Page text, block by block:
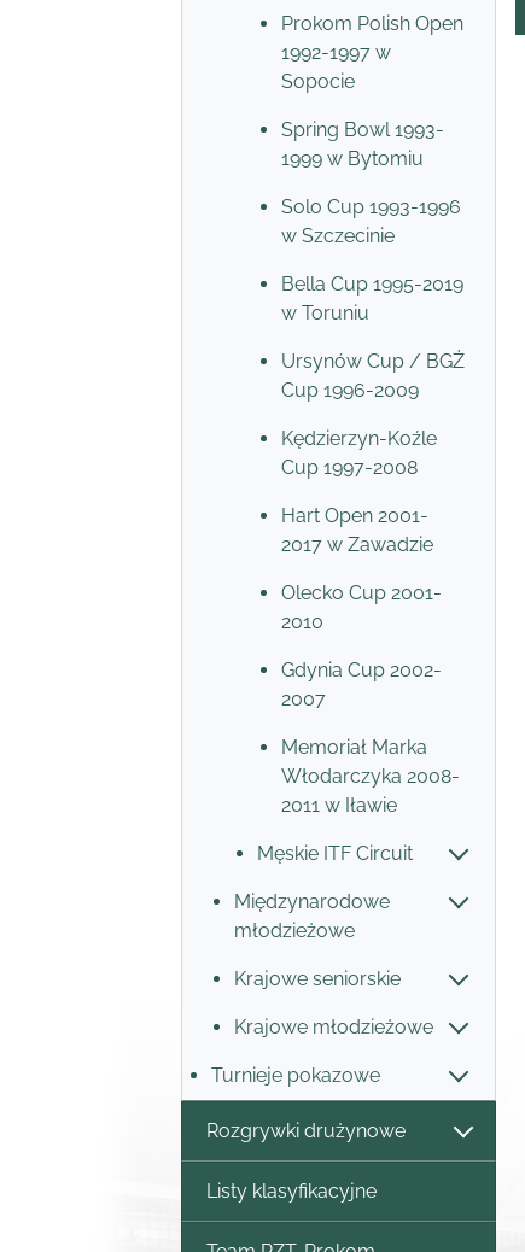
Prokom Polish Open
1992-1997 w
Sopocie
Spring Bowl 1993-
1999 w Bytomiu
Solo Cup 1993-1996
w Szczecinie
Bella Cup 1995-2019
w Toruniu
Ursynów Cup / BGŻ
Cup 1996-2009
Kędzierzyn-Koźle
Cup 1997-2008
Hart Open 2001-
2017 w Zawadzie
Olecko Cup 2001-
2010
Gdynia Cup 2002-
2007
Memoriał Marka
Włodarczyka 2008-
2011 w Iławie
Męskie ITF Circuit
Międzynarodowe
młodzieżowe
Krajowe seniorskie
Krajowe młodzieżowe
Turnieje pokazowe
Rozgrywki drużynowe
Listy klasyfikacyjne